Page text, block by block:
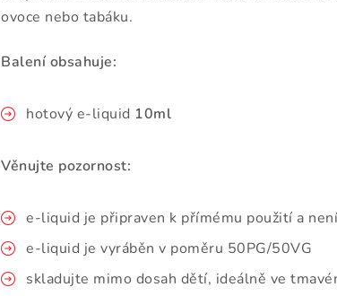
ovoce nebo tabáku.
Balení obsahuje:
hotový e-liquid 10ml
Věnujte pozornost:
e-liquid je připraven k přímému použití a
e-liquid je vyráběn v poměru 50PG/50VG
skladujte mimo dosah dětí, ideálně ve